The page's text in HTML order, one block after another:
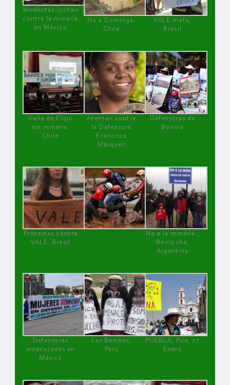
Wirakutas luchan
contra la minería
en México
No a Dominga,
Chile
VALE mata,
Brasil
Valle de Elqui
sin minería.
Chile
Atentan contra
la Defensora
Francisca
Márquez
Defensoras de
Bolivia
Protestas contra
VALE, Brasil
No a la minería ,
Bariloche,
Argentina
Defensoras
amenazadas en
México
Las Bambas,
Perú
PUEBLA, Pue, 27
Enero